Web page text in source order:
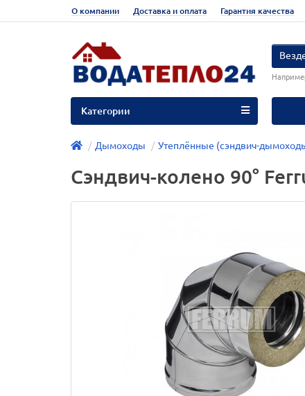
О компании Доставка и оплата Гарантия качества
Категории
Дымоходы Утеплённые (сэндвич-
Сэндвич-колено 90°